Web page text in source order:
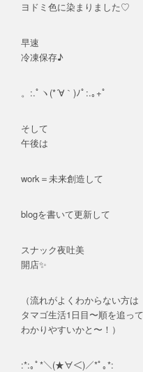
ヨドミ色に染まりました♡
早速
冷凍保存♪
。:.ﾟヽ(*´∀｀)ﾉﾟ:.｡+ﾟ
そして
午後は
work＝未来創造して
blogを書いて更新して
スナック夜吐美
開店✨
（流れがよくわからない方は
タマゴ生活1日目〜順を追っ
わかりやすいかと〜！）
:*:｡ﾟ*＼(★∀＜)／*ﾟ｡*: